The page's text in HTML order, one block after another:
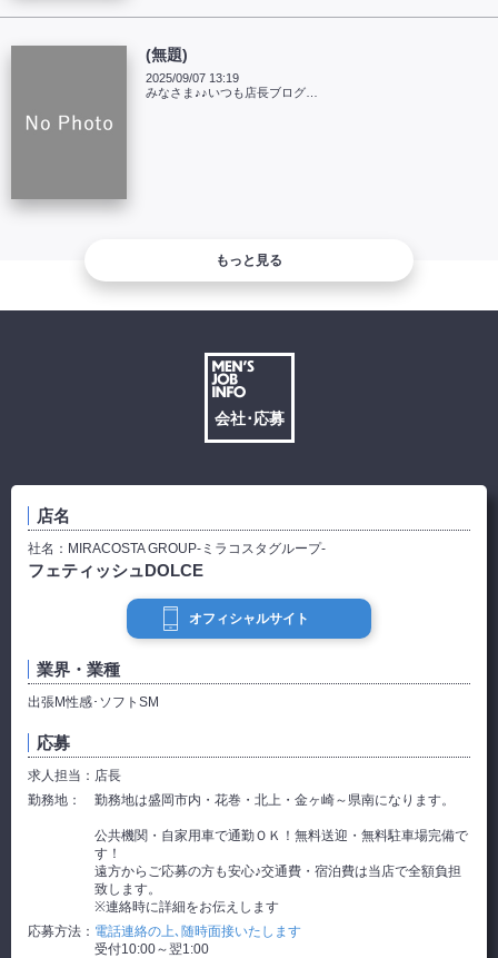
(無題)
2025/09/07 13:19
みなさま♪♪いつも店長ブログ…
もっと見る
会社･応募
店名
社名： MIRACOSTA GROUP-ミラコスタグループ-
フェティッシュDOLCE
オフィシャルサイト
業界・業種
出張M性感･ソフトSM
応募
求人担当： 店長
勤務地：
勤務地は盛岡市内・花巻・北上・金ヶ崎～県南になります。
公共機関・自家用車で通勤ＯＫ！無料送迎・無料駐車場完備で
す！
遠方からご応募の方も安心♪交通費・宿泊費は当店で全額負担
致します。
※連絡時に詳細をお伝えします
応募方法： 電話連絡の上､随時面接いたします
受付10:00～翌1:00